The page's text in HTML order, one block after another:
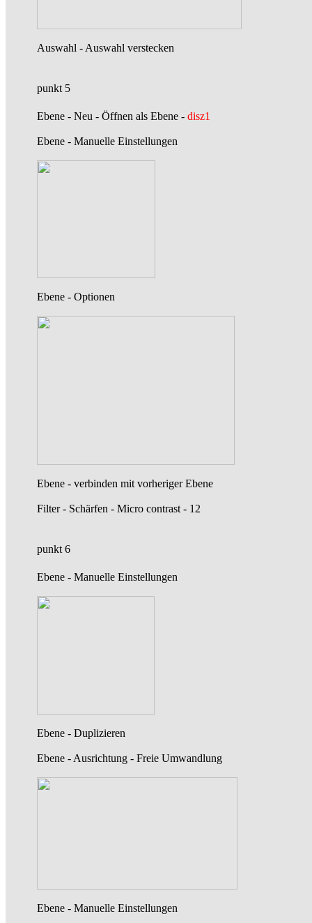
Auswahl - Auswahl verstecken
punkt 5
Ebene - Neu - Öffnen als Ebene - disz1
Ebene - Manuelle Einstellungen
Ebene - Optionen
Ebene - verbinden mit vorheriger Ebene
Filter - Schärfen - Micro contrast - 12
punkt 6
Ebene - Manuelle Einstellungen
Ebene - Duplizieren
Ebene - Ausrichtung - Freie Umwandlung
Ebene - Manuelle Einstellungen